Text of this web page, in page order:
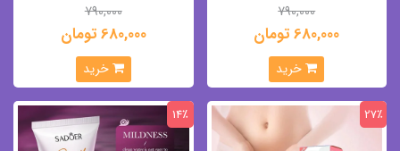
790,000
680,000 تومان
خرید
790,000
680,000 تومان
خرید
27٪ 14٪